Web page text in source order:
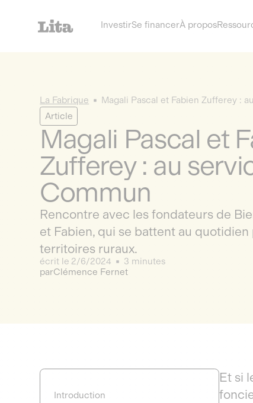
InvestirSe financerÀ propos
La Fabrique
Magali Pascal et Fabien Zufferey :
Article
Magali Pascal et
Zufferey : au
Commun
Rencontre avec les fondateurs de
et Fabien, qui se battent au
territoires ruraux.
écrit le 2/6/2024
3 minutes
parClémence Fernet
Introduction
Et si